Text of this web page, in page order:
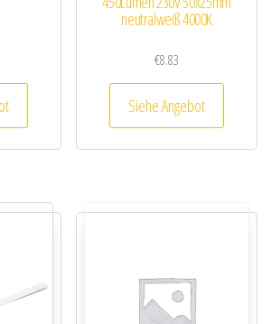
neutralweiß 4000K
€8.83
Siehe Angebot